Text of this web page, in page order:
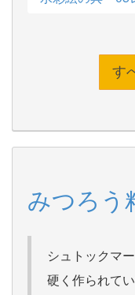
す
みつろう
シュトックマ
硬く作られて